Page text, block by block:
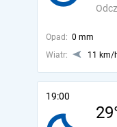
Opad: 0 mm
Wiatr:
11 km/
19:00